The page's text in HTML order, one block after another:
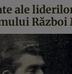
ale
Război